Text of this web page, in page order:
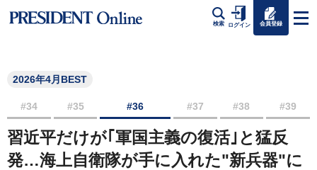
検索 ログイン 会員登録
2026年4月BEST
#34 #35 #36 #37 #38 #39
習近平だけが｢軍国主義の復活｣と猛反
発…海上自衛隊が手に入れた"新兵器"に